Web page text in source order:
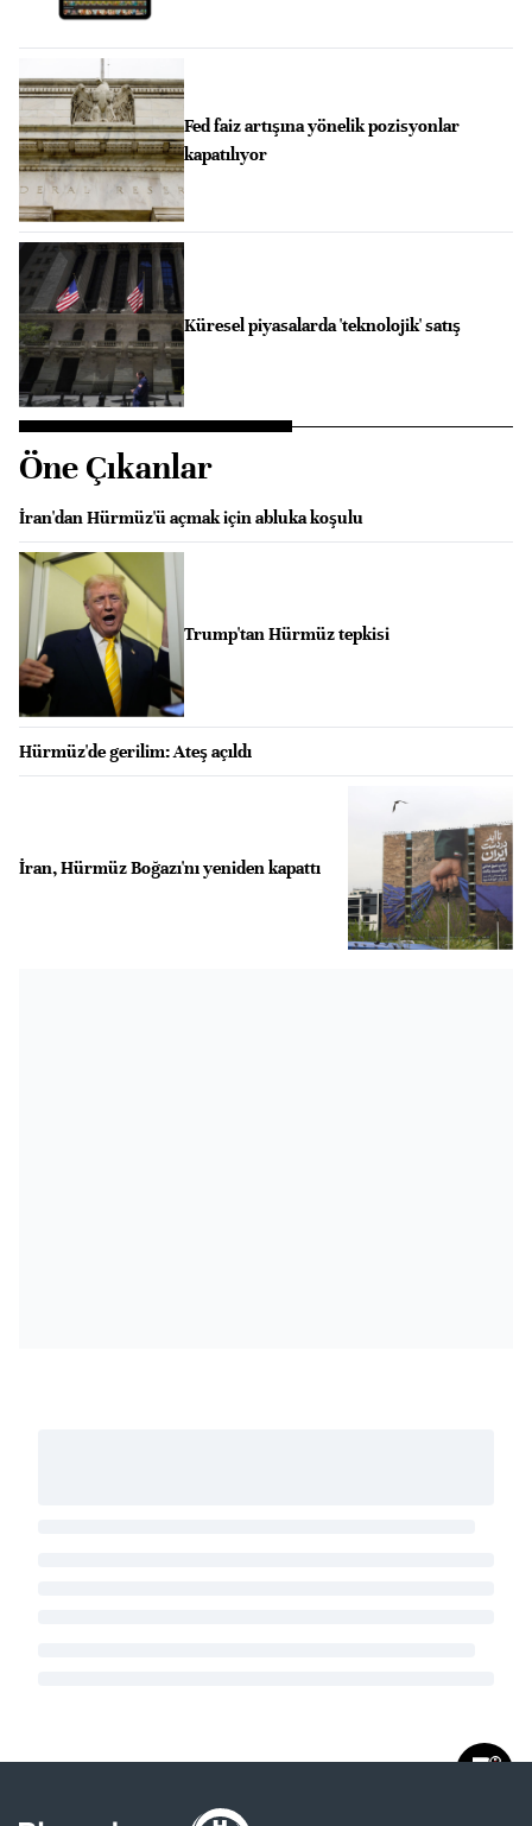
Fed faiz artışına yönelik pozisyonlar
kapatılıyor
Küresel piyasalarda 'teknolojik' satış
Öne Çıkanlar
İran'dan Hürmüz'ü açmak için abluka koşulu
Trump'tan Hürmüz tepkisi
Hürmüz'de gerilim: Ateş açıldı
İran, Hürmüz Boğazı'nı yeniden kapattı